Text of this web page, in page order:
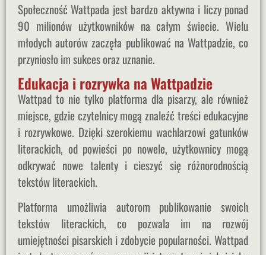
Społeczność Wattpada jest bardzo aktywna i liczy ponad
90 milionów użytkowników na całym świecie. Wielu
młodych autorów zaczęła publikować na Wattpadzie, co
przyniosło im sukces oraz uznanie.
Edukacja i rozrywka na Wattpadzie
Wattpad to nie tylko platforma dla pisarzy, ale również
miejsce, gdzie czytelnicy mogą znaleźć treści edukacyjne
i rozrywkowe. Dzięki szerokiemu wachlarzowi gatunków
literackich, od powieści po nowele, użytkownicy mogą
odkrywać nowe talenty i cieszyć się różnorodnością
tekstów literackich.
Platforma umożliwia autorom publikowanie swoich
tekstów literackich, co pozwala im na rozwój
umiejętności pisarskich i zdobycie popularności. Wattpad